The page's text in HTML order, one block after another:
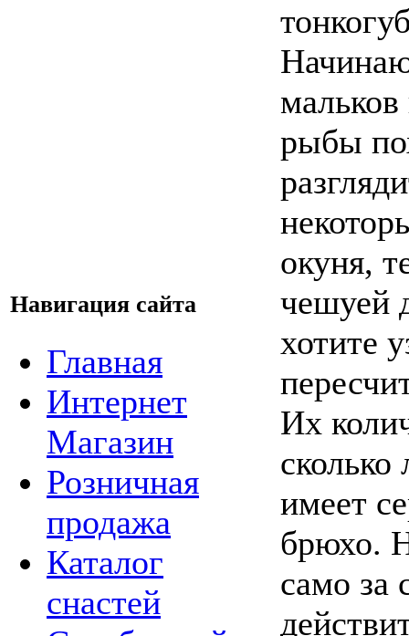
Навигация сайта
Главная
Интернет
Магазин
Розничная
продажа
Каталог
снастей
рыбы
окуня,
чешуей
хотите
Их
сколько
имеет
брюхо.
само за